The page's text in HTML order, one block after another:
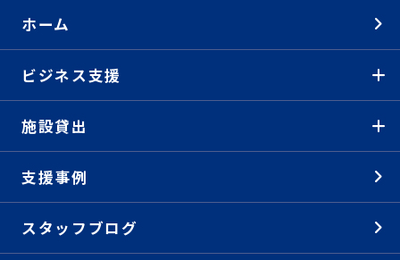
ホーム
ビジネス支援
施設貸出
支援事例
スタッフブログ